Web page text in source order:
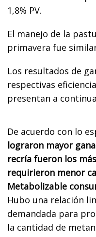
1,8% PV.
El manejo de la
primavera fue
Los resultados de
respectivas
presentan a
De acuerdo con lo
lograron mayor
recría fueron los
requirieron menor
Metabolizable
Hubo una relación
demandada para
la cantidad de